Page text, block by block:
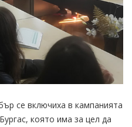
се включиха в кампанията
която има за цел да